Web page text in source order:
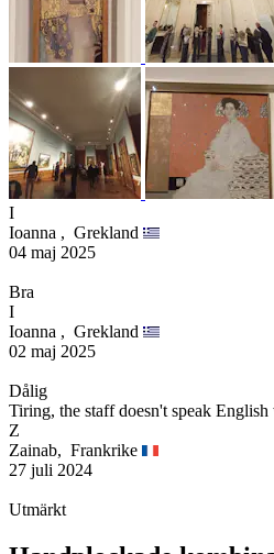
I
Ioanna , Grekland
04 maj 2025
Bra
I
Ioanna , Grekland
02 maj 2025
Dålig
Tiring, the staff doesn't speak
Z
Zainab, Frankrike
27 juli 2024
Utmärkt